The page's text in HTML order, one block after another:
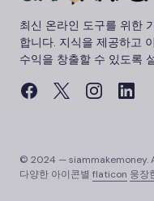
최신 온라인 도구를 위한
합니다. 지식을 제공하고
수익을 창출할 수 있도록
© 2024 — siammakemoney.
다양한 아이콘별 flaticon 웅장